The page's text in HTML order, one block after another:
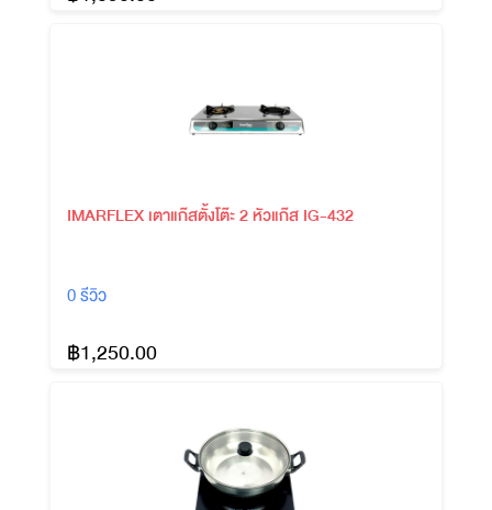
IMARFLEX เตาแก๊สตั้งโต๊ะ 2 หัวแก๊ส IG-432
0 รีวิว
฿1,250.00